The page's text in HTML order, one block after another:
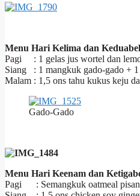
Menu Hari Kelima dan
Pagi : 1 gelas jus wortel dan
Siang : 1 mangkuk gado-gado + 1
Malam : 1,5 ons tahu kukus keju
Gado-Gado
Menu Hari Keenam dan
Pagi : Semangkuk oatmeal